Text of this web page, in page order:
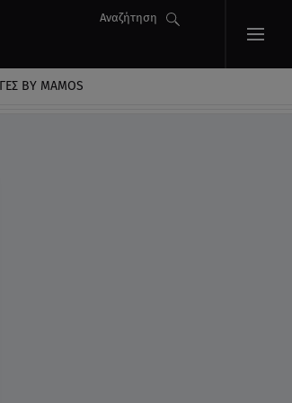
Αναζήτηση
BY MAMOS